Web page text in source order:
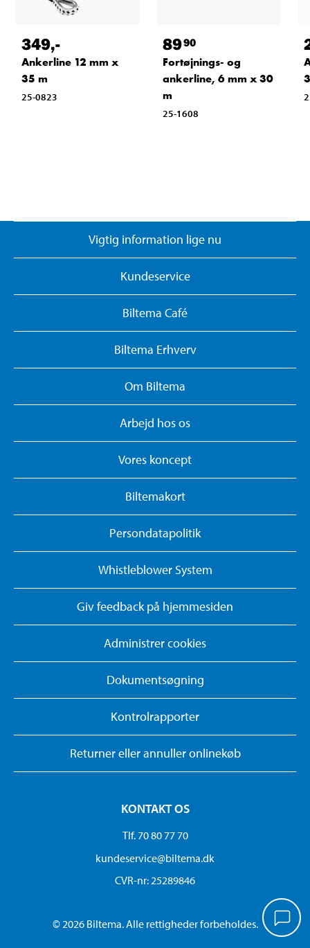
349,-
Ankerline 12 mm x
35 m
25-0823
8990
Fortøjnings- og
ankerline, 6 mm x 30
m
25-1608
Vigtig information lige nu
Kundeservice
Biltema Café
Biltema Erhverv
Om Biltema
Arbejd hos os
Vores koncept
Biltemakort
Persondatapolitik
Whistleblower System
Giv feedback på hjemmesiden
Administrer cookies
Dokumentsøgning
Kontrolrapporter
Returner eller annuller onlinekøb
KONTAKT OS
Tlf. 70 80 77 70
kundeservice@biltema.dk
CVR-nr: 25289846
© 2026 Biltema. Alle rettigheder forbeholdes.